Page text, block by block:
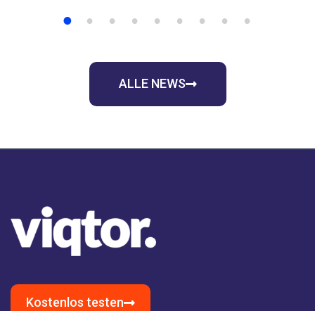
1 2 3 4 5 6 7 8 9
ALLE NEWS
Kostenlos testen